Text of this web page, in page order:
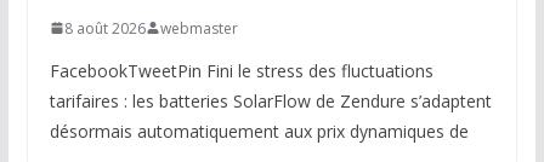
8 août 2026 webmaster
FacebookTweetPin Fini le stress des fluctuations
tarifaires : les batteries SolarFlow de Zendure s’adaptent
désormais automatiquement aux prix dynamiques de